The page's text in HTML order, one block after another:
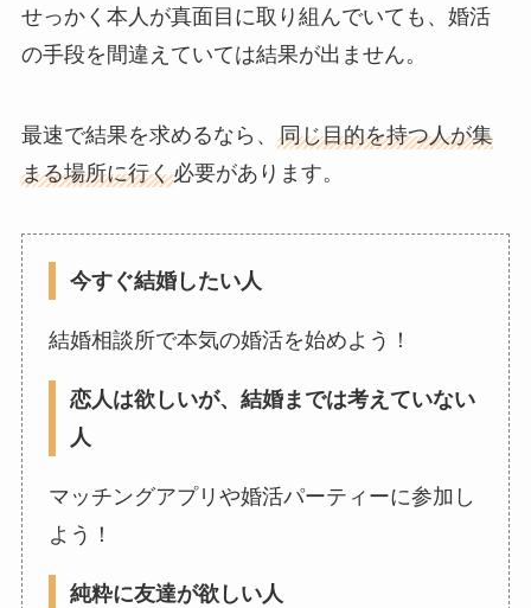
せっかく本人が真面目に取り組んでいても、婚活
の手段を間違えていては結果が出ません。
最速で結果を求めるなら、 同じ目的を持つ人が集
まる場所に行く必要があります。
今すぐ結婚したい人
結婚相談所で本気の婚活を始めよう！
恋人は欲しいが、結婚までは考えていない
人
マッチングアプリや婚活パーティーに参加し
よう！
純粋に友達が欲しい人